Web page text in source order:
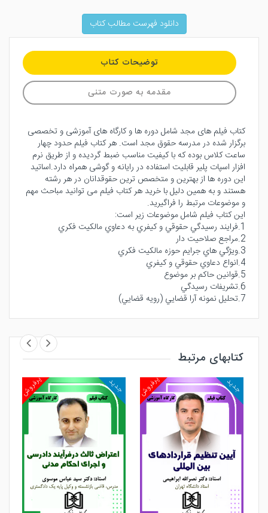
دانلود فهرست مطالب کتاب
توضیحات کتاب
مقدمه به صورت متنی
کتاب فیلم های مجد شامل دوره ها و کارگاه های آموزشی و تخصصی
برگزار شده در مدرسه حقوق مجد است. هر کتاب فیلم حدود چهار
ساعت کلاس بوده که با کیفیت مناسب ضبط گردیده و از طریق نرم
افزار اسپات پلیر قابلیت استفاده در رایانه و گوشی همراه دارد.اساتید
این دوره ها از بهترین و متخصص ترین حقوقدانان در هر رشته
هستند و به همین دلیل با خرید هر کتاب فیلم می توانید مباحث مهم
و موضوعات مرتبط را فراگیرید.
این کتاب فیلم شامل موضوعات زیر است:
1.فرايند رسيدگي حقوقي و كيفري به دعاوي مالكيت فكري
2.مراجع صلاحيت دار
3.ويژگي هاي جرايم حوزه مالكيت فكري
4.انواع دعاوي حقوقي و كيفري
5.قوانين حاكم بر موضوع
6.تشريفات رسيدگي
7.تحليل نمونه آرا قضايي (رويه قضايي)
کتابهای مرتبط
پرفروش جدید پرفروش جدید